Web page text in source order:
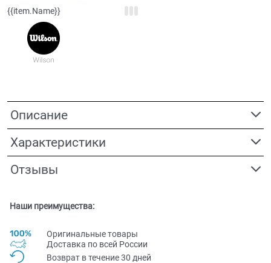
{{item.Name}}
Описание
Характеристики
Отзывы
Наши преимущества:
Оригинальные товары
Доставка по всей Pоссии
Возврат в течение 30 дней